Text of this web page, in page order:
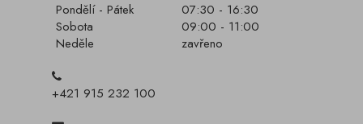
Pondělí - Pátek
07:30 - 16:30
Sobota
09:00 - 11:00
Neděle
zavřeno
+421 915 232 100